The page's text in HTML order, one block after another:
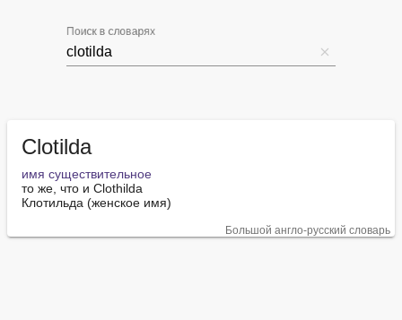
Поиск в словарях
Clotilda
имя существительное
то же, что и Clothilda
Клотильда (женское имя)
Большой англо-русский словарь